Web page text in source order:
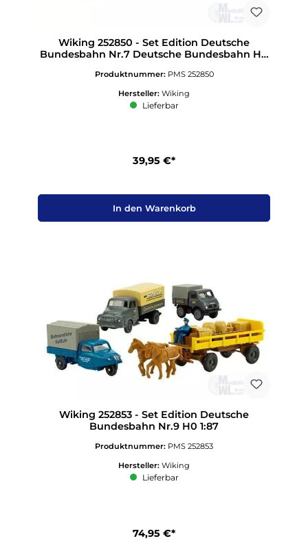
Wiking 252850 - Set Edition Deutsche
Bundesbahn Nr.7 Deutsche Bundesbahn H0
Produktnummer: PMS 252850
Hersteller: Wiking
Lieferbar
39,95 €*
In den Warenkorb
Wiking 252853 - Set Edition Deutsche
Bundesbahn Nr.9 H0 1:87
Produktnummer: PMS 252853
Hersteller: Wiking
Lieferbar
74,95 €*